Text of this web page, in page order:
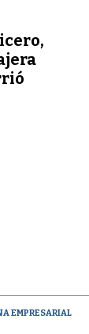
EMPRESARIAL